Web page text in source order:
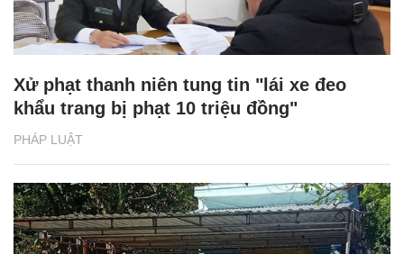
PHÁP LUẬT
Xử phạt thanh niên tung tin "lái xe đeo
khẩu trang bị phạt 10 triệu đồng"